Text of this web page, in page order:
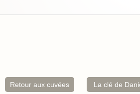
Retour aux cuvées La clé de